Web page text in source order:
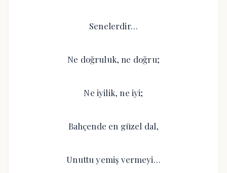
Senelerdir…
Ne doğruluk, ne doğru;
Ne iyilik, ne iyi;
Bahçende en güzel dal,
Unuttu yemiş vermeyi…